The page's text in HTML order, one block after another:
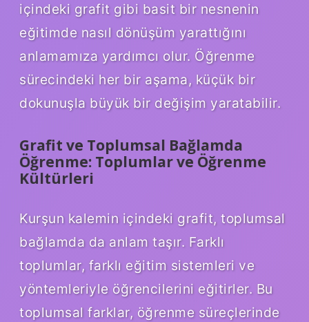
içindeki grafit gibi basit bir nesnenin
eğitimde nasıl dönüşüm yarattığını
anlamamıza yardımcı olur. Öğrenme
sürecindeki her bir aşama, küçük bir
dokunuşla büyük bir değişim yaratabilir.
Grafit ve Toplumsal Bağlamda
Öğrenme: Toplumlar ve Öğrenme
Kültürleri
Kurşun kalemin içindeki grafit, toplumsal
bağlamda da anlam taşır. Farklı
toplumlar, farklı eğitim sistemleri ve
yöntemleriyle öğrencilerini eğitirler. Bu
toplumsal farklar, öğrenme süreçlerinde